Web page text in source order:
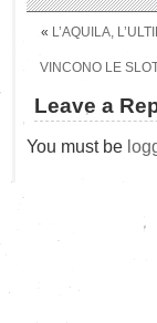
« L’AQUILA,
VINCONO LE
Leave a
You must be